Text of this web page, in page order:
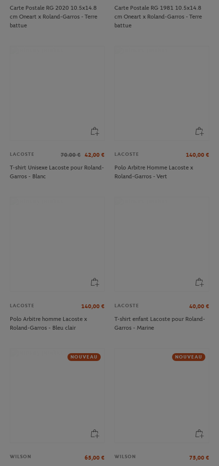
Carte Postale RG 2020 10.5x14.8
cm Oneart x Roland-Garros - Terre
battue
Carte Postale RG 1981 10.5x14.8
cm Oneart x Roland-Garros - Terre
battue
LACOSTE 70.00 € 42,00 €
T-shirt Unisexe Lacoste pour Roland-
Garros - Blanc
LACOSTE 140,00 €
Polo Arbitre Homme Lacoste x
Roland-Garros - Vert
LACOSTE 140,00 €
Polo Arbitre homme Lacoste x
Roland-Garros - Bleu clair
LACOSTE 40,00 €
T-shirt enfant Lacoste pour Roland-
Garros - Marine
NOUVEAU
WILSON 65,00 €
NOUVEAU
WILSON 75,00 €